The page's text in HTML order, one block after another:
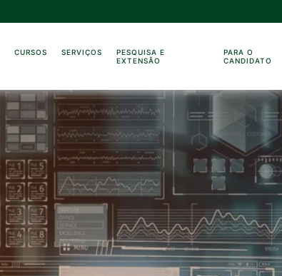
CURSOS SERVIÇOS
PESQUISA E
EXTENSÃO
PARA O
CANDIDATO